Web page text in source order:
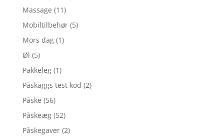
Massage (11)
Mobiltilbehør (5)
Mors dag (1)
Øl (5)
Pakkeleg (1)
Påskäggs test kod (2)
Påske (56)
Påskeæg (52)
Påskegaver (2)